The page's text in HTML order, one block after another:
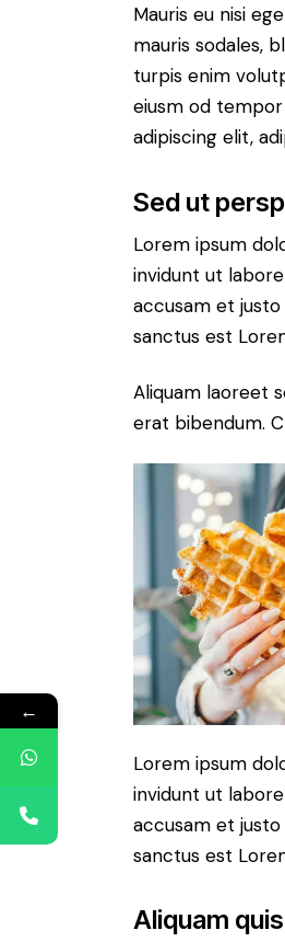
Mauris eu nisi
mauris sodales,
turpis enim
eiusm od
adipiscing elit,
Sed ut
Lorem ipsum
invidunt ut
accusam et
sanctus est
Aliquam laoreet
erat bibendum.
Lorem ipsum
invidunt ut
accusam et
sanctus est
Aliquam
←